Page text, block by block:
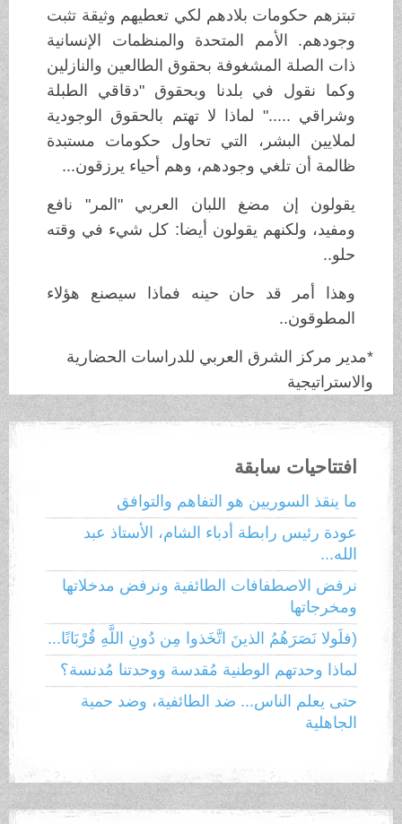
تبتزهم حكومات بلادهم لكي تعطيهم وثيقة تثبت
وجودهم. الأمم المتحدة والمنظمات الإنسانية
ذات الصلة المشغوفة بحقوق الطالعين والنازلين
وكما نقول في بلدنا وبحقوق "دقاقي الطبلة
وشراقي ....." لماذا لا تهتم بالحقوق الوجودية
لملايين البشر، التي تحاول حكومات مستبدة
ظالمة أن تلغي وجودهم، وهم أحياء يرزقون...
يقولون إن مضغ اللبان العربي "المر" نافع
ومفيد، ولكنهم يقولون أيضا: كل شيء في وقته
حلو..
وهذا أمر قد حان حينه فماذا سيصنع هؤلاء
المطوقون..
*مدير مركز الشرق العربي للدراسات الحضارية
والاستراتيجية
افتتاحيات سابقة
ما ينقذ السوريين هو التفاهم والتوافق
عودة رئيس رابطة أدباء الشام، الأستاذ عبد
الله...
نرفض الاصطفافات الطائفية ونرفض مدخلاتها
ومخرجاتها
(فلَولا نَصَرَهُمُ الذينَ اتَّخَذوا مِن دُونِ اللَّهِ قُرْبَانًا...
لماذا وحدتهم الوطنية مُقدسة ووحدتنا مُدنسة؟
حتى يعلم الناس... ضد الطائفية، وضد حمية
الجاهلية